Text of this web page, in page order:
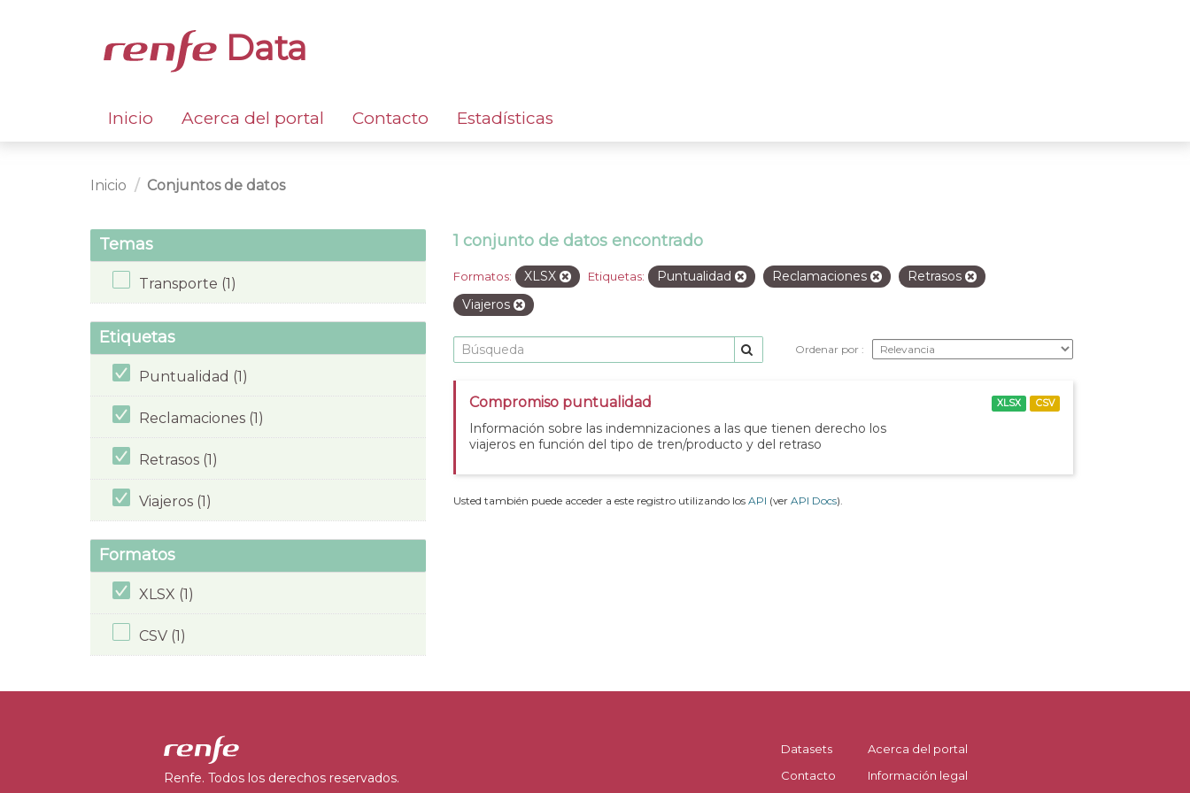
Data
Inicio Acerca del portal Contacto Estadísticas
Inicio Conjuntos de datos
Temas
Transporte (1)
Etiquetas
Puntualidad (1)
Reclamaciones (1)
Retrasos (1)
Viajeros (1)
Formatos
XLSX (1)
CSV (1)
1 conjunto de datos encontrado
Formatos: XLSX Etiquetas: Puntualidad Reclamaciones
Retrasos
Viajeros
Ordenar por
Compromiso puntualidad
Información sobre las indemnizaciones a las que tienen derecho los
viajeros en función del tipo de tren/producto y del retraso
XLSX CSV
Usted también puede acceder a este registro utilizando los API (ver API Docs).
Renfe. Todos los derechos reservados.
Datasets
Contacto
Acerca del portal
Información legal